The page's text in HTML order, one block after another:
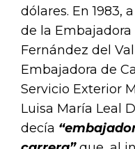
dólares. En 1983,
de la
Fernández del
Embajadora de
Servicio Exterior
Luisa María Leal
decía